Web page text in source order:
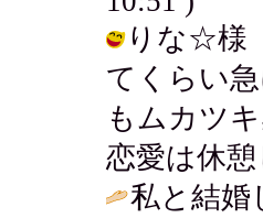
りな☆様
てくらい
もムカツ
恋愛は休憩
私と結婚